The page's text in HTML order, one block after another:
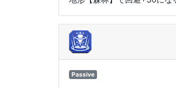
Passive